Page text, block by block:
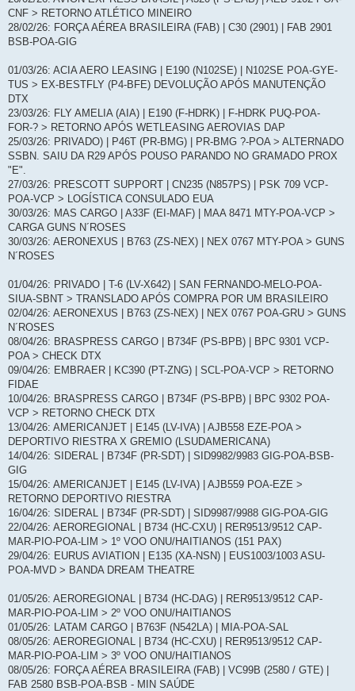
CNF > RETORNO ATLÉTICO MINEIRO
28/02/26: FORÇA AÉREA BRASILEIRA (FAB) | C30 (2901) | FAB 2901
BSB-POA-GIG
01/03/26: ACIA AERO LEASING | E190 (N102SE) | N102SE POA-GYE-
TUS > EX-BESTFLY (P4-BFE) DEVOLUÇÃO APÓS MANUTENÇÃO
DTX
23/03/26: FLY AMELIA (AIA) | E190 (F-HDRK) | F-HDRK PUQ-POA-
FOR-? > RETORNO APÓS WETLEASING AEROVIAS DAP
25/03/26: PRIVADO) | P46T (PR-BMG) | PR-BMG ?-POA > ALTERNADO
SSBN. SAIU DA R29 APÓS POUSO PARANDO NO GRAMADO PROX
"E".
27/03/26: PRESCOTT SUPPORT | CN235 (N857PS) | PSK 709 VCP-
POA-VCP > LOGÍSTICA CONSULADO EUA
30/03/26: MAS CARGO | A33F (EI-MAF) | MAA 8471 MTY-POA-VCP >
CARGA GUNS N´ROSES
30/03/26: AERONEXUS | B763 (ZS-NEX) | NEX 0767 MTY-POA > GUNS
N´ROSES
01/04/26: PRIVADO | T-6 (LV-X642) | SAN FERNANDO-MELO-POA-
SIUA-SBNT > TRANSLADO APÓS COMPRA POR UM BRASILEIRO
02/04/26: AERONEXUS | B763 (ZS-NEX) | NEX 0767 POA-GRU > GUNS
N´ROSES
08/04/26: BRASPRESS CARGO | B734F (PS-BPB) | BPC 9301 VCP-
POA > CHECK DTX
09/04/26: EMBRAER | KC390 (PT-ZNG) | SCL-POA-VCP > RETORNO
FIDAE
10/04/26: BRASPRESS CARGO | B734F (PS-BPB) | BPC 9302 POA-
VCP > RETORNO CHECK DTX
13/04/26: AMERICANJET | E145 (LV-IVA) | AJB558 EZE-POA >
DEPORTIVO RIESTRA X GREMIO (LSUDAMERICANA)
14/04/26: SIDERAL | B734F (PR-SDT) | SID9982/9983 GIG-POA-BSB-
GIG
15/04/26: AMERICANJET | E145 (LV-IVA) | AJB559 POA-EZE >
RETORNO DEPORTIVO RIESTRA
16/04/26: SIDERAL | B734F (PR-SDT) | SID9987/9988 GIG-POA-GIG
22/04/26: AEROREGIONAL | B734 (HC-CXU) | RER9513/9512 CAP-
MAR-PIO-POA-LIM > 1º VOO ONU/HAITIANOS (151 PAX)
29/04/26: EURUS AVIATION | E135 (XA-NSN) | EUS1003/1003 ASU-
POA-MVD > BANDA DREAM THEATRE
01/05/26: AEROREGIONAL | B734 (HC-DAG) | RER9513/9512 CAP-
MAR-PIO-POA-LIM > 2º VOO ONU/HAITIANOS
01/05/26: LATAM CARGO | B763F (N542LA) | MIA-POA-SAL
08/05/26: AEROREGIONAL | B734 (HC-CXU) | RER9513/9512 CAP-
MAR-PIO-POA-LIM > 3º VOO ONU/HAITIANOS
08/05/26: FORÇA AÉREA BRASILEIRA (FAB) | VC99B (2580 / GTE) |
FAB 2580 BSB-POA-BSB - MIN SAÚDE